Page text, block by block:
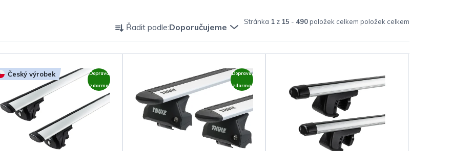
Stránka 1 z 15 - 490položek celkem
Ř
a
Řadit podle:Doporučujeme
Český výrobek Doprava
zdarma
Doprava
zdarma